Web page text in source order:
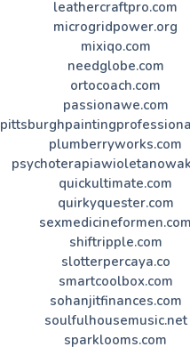
leathercraftpro.com
microgridpower.org
mixiqo.com
needglobe.com
ortocoach.com
passionawe.com
plumberryworks.com
quickultimate.com
quirkyquester.com
sexmedicineformen.com
shiftripple.com
slotterpercaya.co
smartcoolbox.com
sohanjitfinances.com
soulfulhousemusic.net
sparklooms.com